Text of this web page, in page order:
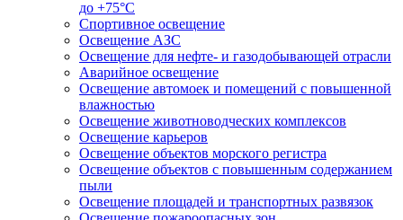
до +75°C
Спортивное освещение
Освещение АЗС
Освещение для нефте- и газодобывающей отрасли
Аварийное освещение
Освещение автомоек и помещений с повышенной
влажностью
Освещение животноводческих комплексов
Освещение карьеров
Освещение объектов морского регистра
Освещение объектов с повышенным содержанием
пыли
Освещение площадей и транспортных развязок